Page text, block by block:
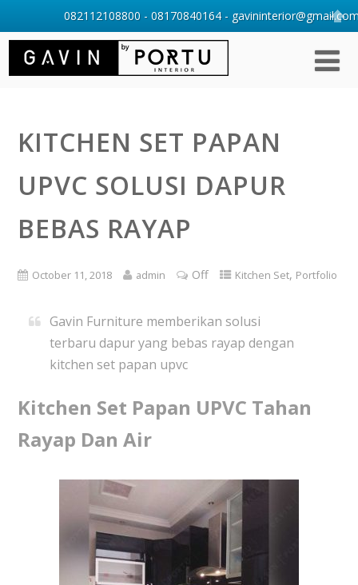
KITCHEN SET PAPAN
UPVC SOLUSI DAPUR
BEBAS RAYAP
October 11, 2018 admin Off Kitchen Set, Portfolio
Gavin Furniture memberikan solusi
terbaru dapur yang bebas rayap dengan
kitchen set papan upvc
Kitchen Set Papan UPVC Tahan
Rayap Dan Air
082112108800 - 08170840164 -